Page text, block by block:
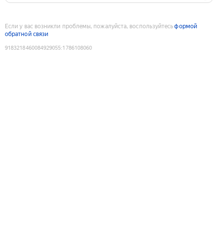
Если у вас возникли проблемы, пожалуйста, воспользуйтесьформой
обратной связи
9183218460084929055:1786108060